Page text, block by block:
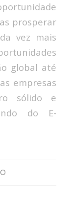
prosperar
vez mais
global até
empresas
sólido e
do E-